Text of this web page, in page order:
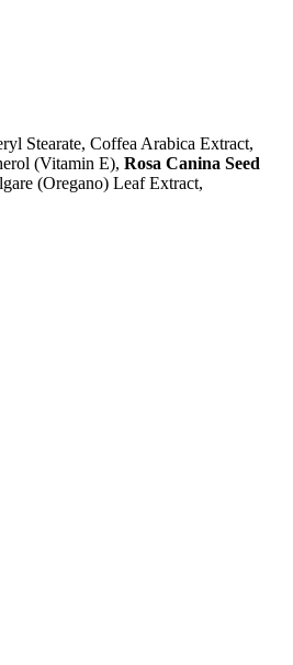
Stearate, Coffea Arabica Extract,
(Vitamin E), Rosa Canina Seed
(Oregano) Leaf Extract,